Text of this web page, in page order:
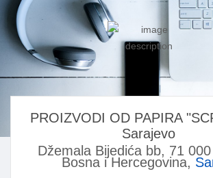
PROIZVODI OD PAPIRA
Sarajevo
Džemala Bijedića bb, 71
Bosna i Hercegovina,